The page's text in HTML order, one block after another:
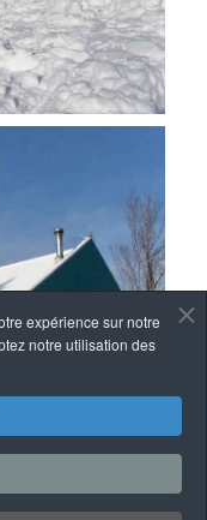
expérience sur notre
notre utilisation des